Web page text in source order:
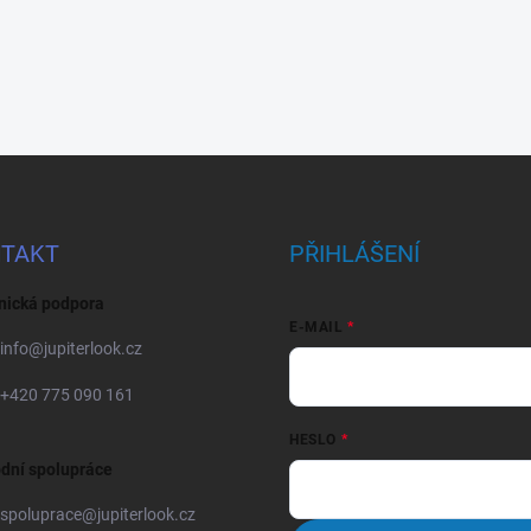
podpora
info@jupiterlook.cz
+420 775 090 161
spolupráce
spoluprace@jupiterlook.cz
PŘIHLÁŠENÍ
E-MAIL
HESLO